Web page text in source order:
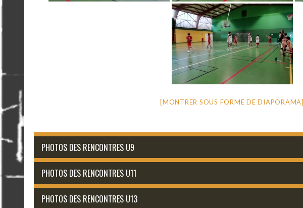
[MONTRER SOUS FORME DE DIAPORAMA]
PHOTOS DES RENCONTRES U9
PHOTOS DES RENCONTRES U11
PHOTOS DES RENCONTRES U13